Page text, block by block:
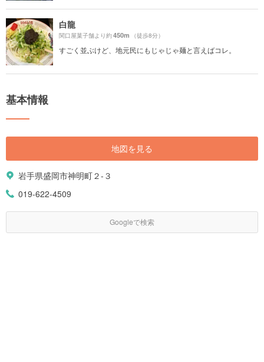
白龍
関口屋菓子舗より約450m （徒歩8分）
すごく並ぶけど、地元民にもじゃじゃ麺と言えばコレ。
基本情報
地図を見る
岩手県盛岡市神明町２-３
019-622-4509
Googleで検索